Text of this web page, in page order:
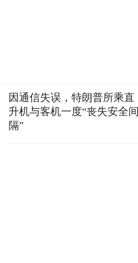
因通信失误，特朗普所乘直
升机与客机一度“丧失安全间
隔”